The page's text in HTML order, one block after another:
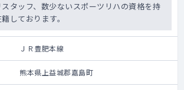
タッフ、数少ないスポーツリハの資格を持
しております。
ＪＲ豊肥本線
熊本県上益城郡嘉島町